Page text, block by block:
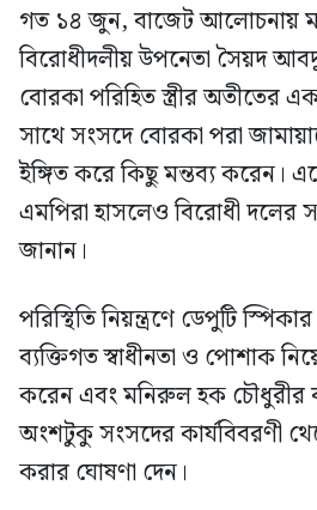
গত ১৪ জুন, বাজেট আলোচনায়
বিরোধীদলীয় উপনেতা সৈয়দ
বোরকা পরিহিত স্ত্রীর অতীতের
সাথে সংসদে বোরকা পরা
ইঙ্গিত করে কিছু মন্তব্য করেন।
এমপিরা হাসলেও বিরোধী দলের
জানান।
পরিস্থিতি নিয়ন্ত্রণে ডেপুটি
ব্যক্তিগত স্বাধীনতা ও পোশাক
করেন এবং মনিরুল হক চৌধুরীর
অংশটুকু সংসদের কার্যবিবরণী
করার ঘোষণা দেন।